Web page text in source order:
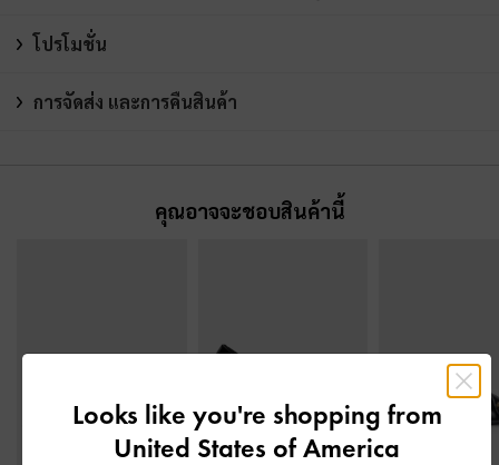
โปรโมชั่น
การจัดส่ง และการคืนสินค้า
คุณอาจจะชอบสินค้านี้
Looks like you're shopping from
United States of America